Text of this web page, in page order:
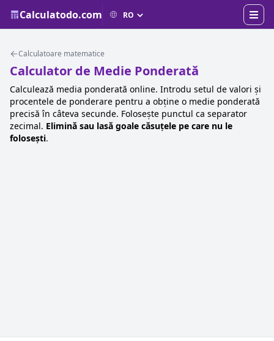
Calculatodo.com
Calculatoare matematice
Calculator de Medie Ponderată
Calculează media ponderată online. Introdu setul de valori și
procentele de ponderare pentru a obține o medie ponderată
precisă în câteva secunde. Folosește punctul ca separator
zecimal. Elimină sau lasă goale căsuțele pe care nu le
folosești.